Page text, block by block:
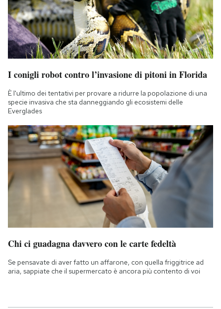
I conigli robot contro l’invasione di pitoni in Florida
È l'ultimo dei tentativi per provare a ridurre la popolazione di una
specie invasiva che sta danneggiando gli ecosistemi delle
Everglades
Chi ci guadagna davvero con le carte fedeltà
Se pensavate di aver fatto un affarone, con quella friggitrice ad
aria, sappiate che il supermercato è ancora più contento di voi